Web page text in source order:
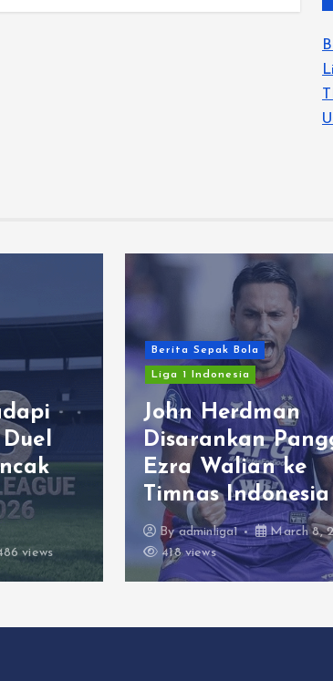
views
Berita Sepak Bola
Liga 1 Indonesia
John Herdman
Disarankan
Ezra Walian ke
Timnas Indonesia
Byadminliga1
March 8,
418 views